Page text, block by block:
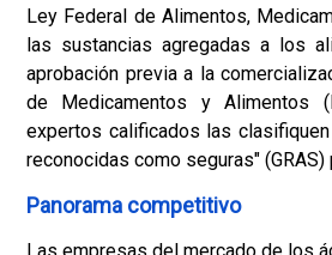
Ley Federal de Alimentos,
las sustancias agregadas a los
aprobación previa a la
de Medicamentos y Alimentos
expertos calificados las
reconocidas como seguras"
Panorama competitivo